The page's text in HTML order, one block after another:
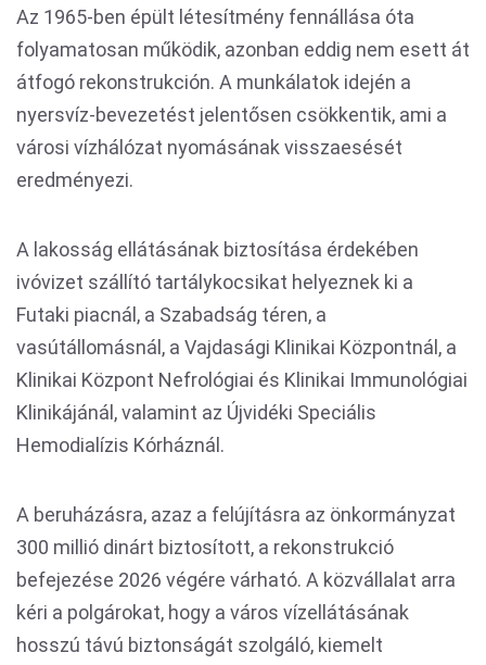
Az 1965-ben épült létesítmény fennállása óta
folyamatosan működik, azonban eddig nem esett át
átfogó rekonstrukción. A munkálatok idején a
nyersvíz-bevezetést jelentősen csökkentik, ami a
városi vízhálózat nyomásának visszaesését
eredményezi.
A lakosság ellátásának biztosítása érdekében
ivóvizet szállító tartálykocsikat helyeznek ki a
Futaki piacnál, a Szabadság téren, a
vasútállomásnál, a Vajdasági Klinikai Központnál, a
Klinikai Központ Nefrológiai és Klinikai Immunológiai
Klinikájánál, valamint az Újvidéki Speciális
Hemodialízis Kórháznál.
A beruházásra, azaz a felújításra az önkormányzat
300 millió dinárt biztosított, a rekonstrukció
befejezése 2026 végére várható. A közvállalat arra
kéri a polgárokat, hogy a város vízellátásának
hosszú távú biztonságát szolgáló, kiemelt